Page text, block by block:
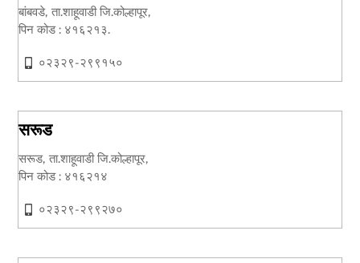
बांबवडे, ता.शाहूवाडी जि.कोल्हापूर,
पिन कोड : ४१६२१३.
०२३२९-२९९१५०
सरूड
सरूड, ता.शाहूवाडी जि.कोल्हापूर,
पिन कोड : ४१६२१४
०२३२९-२९९२७०